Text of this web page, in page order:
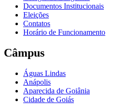
Documentos Institucionais
Eleições
Contatos
Horário de Funcionamento
Câmpus
Águas Lindas
Anápolis
Aparecida de Goiânia
Cidade de Goiás